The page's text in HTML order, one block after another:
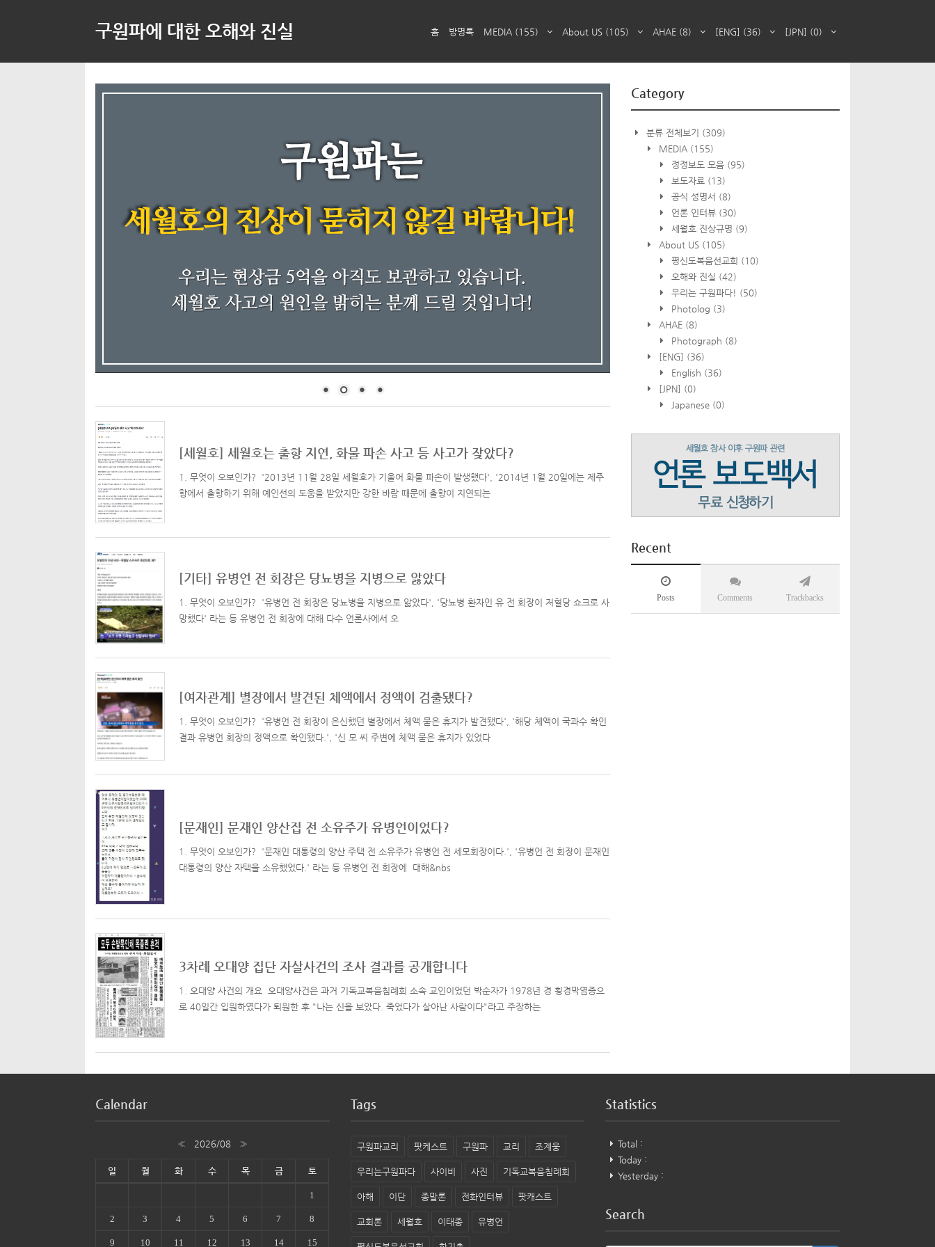
구원파에 대한 오해와 진실 홈 방명록 MEDIA (155) About US (105) AHAE (8) [ENG] (36) [JPN] (0)
[세월호] 세월호는 출항 지연, 화물 파손 사고 등 사고가 잦았다?
1. 무엇이 오보인가? '2013년 11월 28일 세월호가 기울어 화물 파손이 발생했다', '2014년 1월 20일에는 제주
항에서 출항하기 위해 예인선의 도움을 받았지만 강한 바람 때문에 출항이 지연되는
[기타] 유병언 전 회장은 당뇨병을 지병으로 앓았다
1. 무엇이 오보인가? '유병언 전 회장은 당뇨병을 지병으로 앓았다', '당뇨병 환자인 유 전 회장이 저혈당 쇼크로 사
망했다' 라는 등 유병언 전 회장에 대해 다수 언론사에서 오
[여자관계] 별장에서 발견된 체액에서 정액이 검출됐다?
1. 무엇이 오보인가? '유병언 전 회장이 은신했던 별장에서 체액 묻은 휴지가 발견됐다', '해당 체액이 국과수 확인
결과 유병언 회장의 정액으로 확인됐다.', '신 모 씨 주변에 체액 묻은 휴지가 있었다
[문재인] 문재인 양산집 전 소유주가 유병언이었다?
1. 무엇이 오보인가? '문재인 대통령의 양산 주택 전 소유주가 유병언 전 세모회장이다.', '유병언 전 회장이 문재인
대통령의 양산 자택을 소유했었다.' 라는 등 유병언 전 회장에 대해&nbs
3차례 오대양 집단 자살사건의 조사 결과를 공개합니다
1. 오대양 사건의 개요 오대양사건은 과거 기독교복음침례회 소속 교인이었던 박순자가 1978년 경 횡경막염증으
로 40일간 입원하였다가 퇴원한 후 "나는 신을 보았다. 죽었다가 살아난 사람이다"라고 주장하는
Category
분류 전체보기 (309)
MEDIA (155)
정정보도 모음 (95)
보도자료 (13)
공식 성명서 (8)
언론 인터뷰 (30)
세월호 진상규명 (9)
About US (105)
평신도복음선교회 (10)
오해와 진실 (42)
우리는 구원파다! (50)
Photolog (3)
AHAE (8)
Photograph (8)
[ENG] (36)
English (36)
[JPN] (0)
Japanese (0)
Recent
Posts Comments Trackbacks
Calendar
« 2026/08 »
일 월 화 수 목 금 토
1
2 3 4 5 6 7 8
9 10 11 12 13 14 15
Tags
구원파교리 팟케스트 구원파 교리 조계웅
우리는구원파다 사이비 사진 기독교복음침례회
아해 이단 종말론 전화인터뷰 팟캐스트
교회론 세월호 이태종 유병언
Statistics
Total :
Today :
Yesterday :
Search